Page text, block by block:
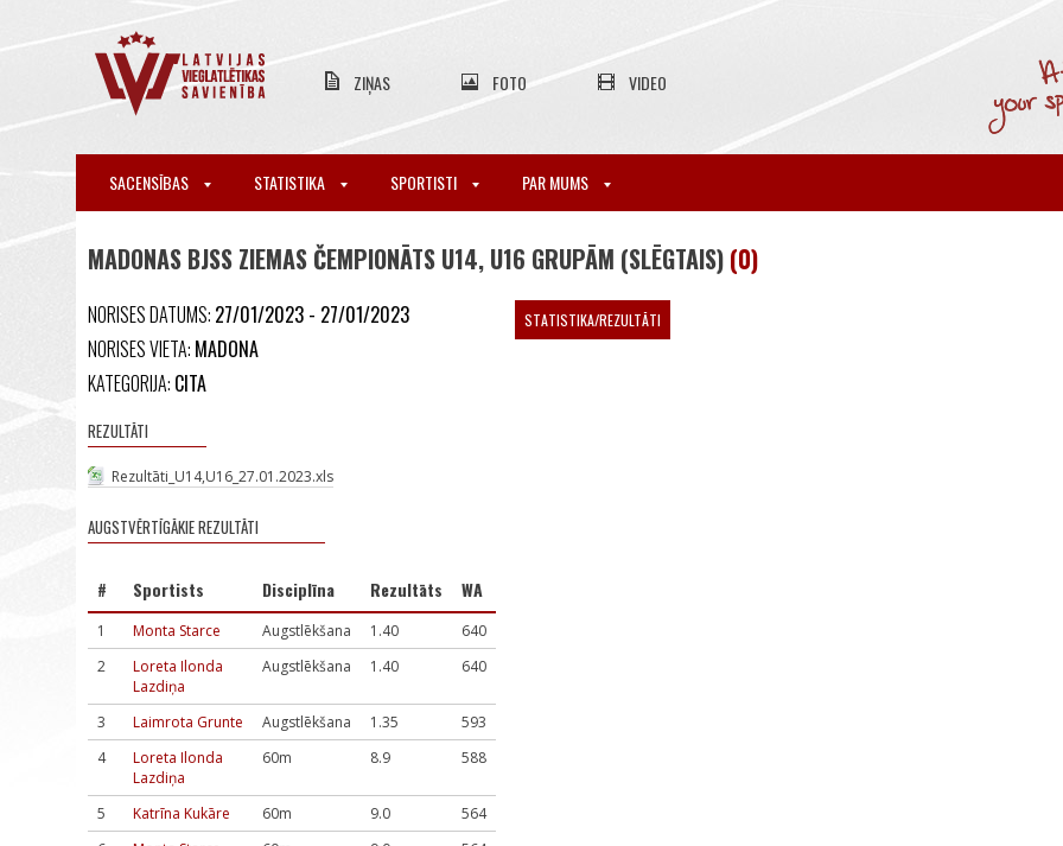
ZIŅAS FOTO VIDEO
SACENSĪBAS STATISTIKA SPORTISTI PAR MUMS
MADONAS BJSS ZIEMAS ČEMPIONĀTS U14, U16 GRUPĀM (SLĒGTAIS) (0)
NORISES DATUMS: 27/01/2023 - 27/01/2023
NORISES VIETA: MADONA
KATEGORIJA: CITA
REZULTĀTI
Rezultāti_U14,U16_27.01.2023.xls
AUGSTVĒRTĪGĀKIE REZULTĀTI
# Sportists Disciplīna Rezultāts WA
1 Monta Starce Augstlēkšana 1.40
640
2
Loreta Ilonda
Lazdiņa
Augstlēkšana 1.40 640
3 Laimrota Grunte Augstlēkšana 1.35
593
4
Loreta Ilonda
Lazdiņa
60m 8.9 588
5 Katrīna Kukāre 60m 9.0
564
STATISTIKA/REZULTĀTI